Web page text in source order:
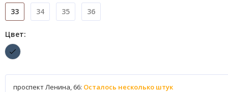
33 34 35 36
Цвет:
проспект Ленина, 66: Осталось несколько штук